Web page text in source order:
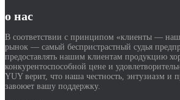
о нас
В соответствии с принципом «клиенты —
рынок — самый беспристрастный судья
предоставлять нашим клиентам продукцию
конкурентоспособной цене и
YUY верит, что наша честность, энтузиазм и
завоюет вашу поддержку.